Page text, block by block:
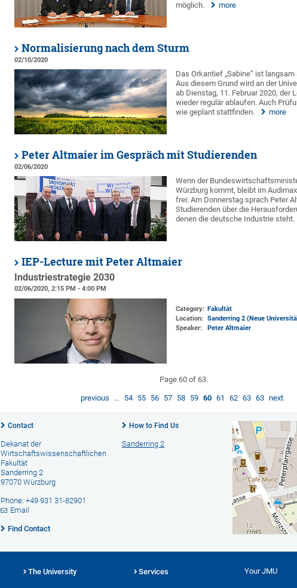
möglich.
more
Normalisierung nach dem Sturm
02/10/2020
Das Orkantief „Sabine“ ist
Aus diesem Grund wird an der
ab Dienstag, 11. Februar 2020, der
wieder regulär ablaufen. Auch
wie geplant stattfinden.
more
Peter Altmaier im Gespräch mit Studierenden
02/06/2020
Wenn der
Würzburg kommt, bleibt im
frei: Am Donnerstag sprach Peter
Studierenden über die
denen die deutsche Industrie steht.
IEP-Lecture mit Peter Altmaier
Industriestrategie 2030
02/06/2020, 2:15 PM - 4:00 PM
Category: Fakultät
Location: Sanderring 2 (Neue
Speaker:
Peter Altmaier
Page 60 of 63.
previous … 54 55 56 57 58 59 60 61 62 63 63 next
Contact
Dekanat der
Wirtschaftswissenschaftlichen
Fakultät
Sanderring 2
97070 Würzburg
Phone: +49 931 31-82901
Email
Find Contact
How to Find Us
Sanderring 2
The University Services Your JMU